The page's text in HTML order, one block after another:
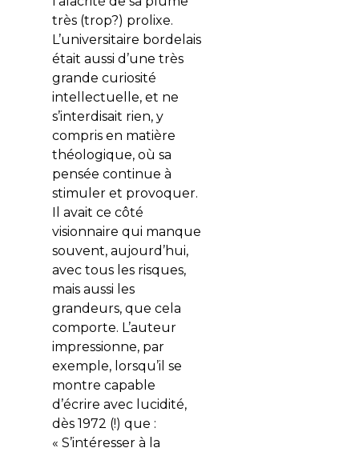
très (trop?) prolixe.
L’universitaire bordelais
était aussi d’une très
grande curiosité
intellectuelle, et ne
s’interdisait rien, y
compris en matière
théologique, où sa
pensée continue à
stimuler et provoquer.
Il avait ce côté
visionnaire qui manque
souvent, aujourd’hui,
avec tous les risques,
mais aussi les
grandeurs, que cela
comporte. L’auteur
impressionne, par
exemple, lorsqu’il se
montre capable
d’écrire avec lucidité,
dès 1972 (!) que :
« S’intéresser à la